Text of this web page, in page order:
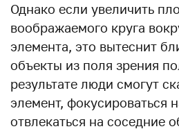
Однако если увеличить
воображаемого круга
элемента, это вытеснит
объекты из поля зрения
результате люди смогут
элемент, фокусироваться
отвлекаться на соседние